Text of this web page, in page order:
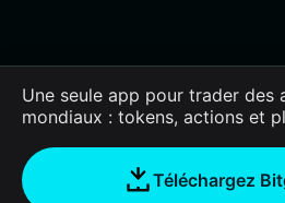
Une seule app pour trader des
mondiaux : tokens, actions et
Téléchargez